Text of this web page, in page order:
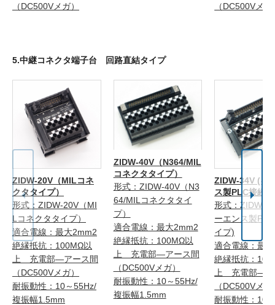
（DC500Vメガ）
（DC500Vメガ
5.中継コネクタ端子台 回路直結タイプ
ZIDW-20V（MILコネ
クタタイプ）
形式：ZIDW-20V（MI
Lコネクタタイプ）
適合電線：最大2mm2
絶縁抵抗：100MΩ以
上 充電部―アース間
（DC500Vメガ）
耐振動性：10～55Hz/
複振幅1.5mm
ZIDW-40V（N364/MIL
コネクタタイプ）
形式：ZIDW-40V（N3
64/MILコネクタタイ
プ）
適合電線：最大2mm2
絶縁抵抗：100MΩ以
上 充電部―アース間
（DC500Vメガ）
耐振動性：10～55Hz/
複振幅1.5mm
ZIDW-34V (キ
ス製PLC接続
形式：ZIDW-
ーエンス製
イプ)
適合電線：最
絶縁抵抗：
上 充電部―ア
（DC500Vメガ
耐振動性：10